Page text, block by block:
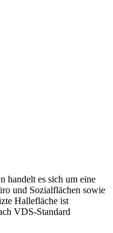
handelt es sich um eine
und Sozialflächen sowie
Hallefläche ist
VDS-Standard